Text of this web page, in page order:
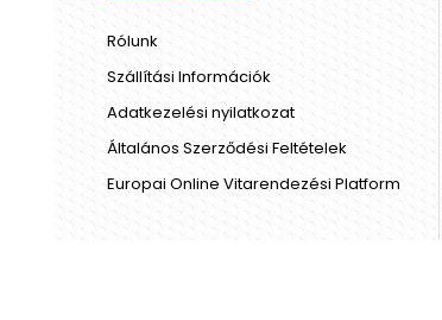
Rólunk
Szállítási Információk
Adatkezelési nyilatkozat
Általános Szerződési Feltételek
Europai Online Vitarendezési Platform